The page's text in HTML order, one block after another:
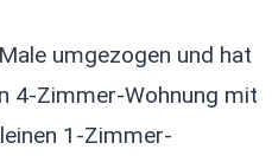
umgezogen und hat
4-Zimmer-Wohnung mit
1-Zimmer-